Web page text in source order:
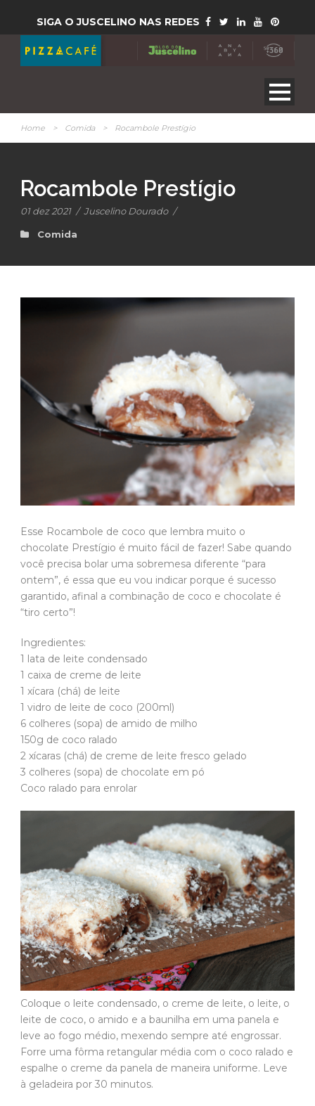
SIGA O JUSCELINO NAS REDES
Home > Comida > Rocambole Prestígio
Rocambole Prestígio
01 dez 2021 / Juscelino Dourado /
Comida
Esse Rocambole de coco que lembra muito o
chocolate Prestígio é muito fácil de fazer! Sabe quando
você precisa bolar uma sobremesa diferente “para
ontem”, é essa que eu vou indicar porque é sucesso
garantido, afinal a combinação de coco e chocolate é
“tiro certo”!
Ingredientes:
1 lata de leite condensado
1 caixa de creme de leite
1 xícara (chá) de leite
1 vidro de leite de coco (200ml)
6 colheres (sopa) de amido de milho
150g de coco ralado
2 xícaras (chá) de creme de leite fresco gelado
3 colheres (sopa) de chocolate em pó
Coco ralado para enrolar
Coloque o leite condensado, o creme de leite, o leite, o
leite de coco, o amido e a baunilha em uma panela e
leve ao fogo médio, mexendo sempre até engrossar.
Forre uma fôrma retangular média com o coco ralado e
espalhe o creme da panela de maneira uniforme. Leve
à geladeira por 30 minutos.